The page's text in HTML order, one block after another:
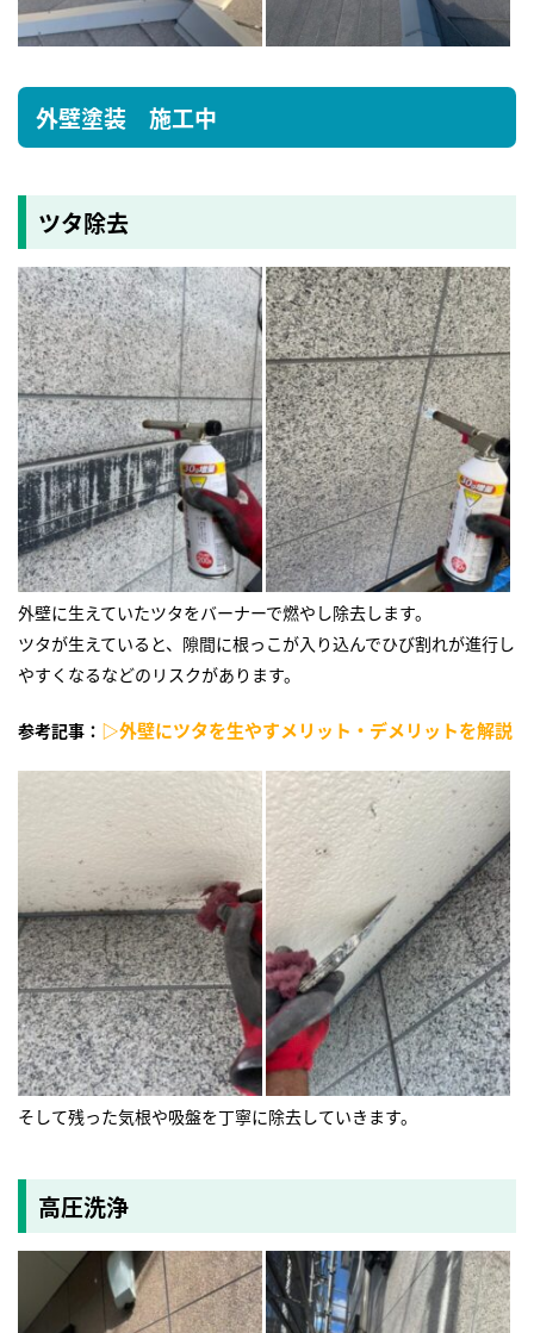
外壁塗装 施工中
ツタ除去
外壁に生えていたツタをバーナーで燃やし除去します。
ツタが生えていると、隙間に根っこが入り込んでひび割れが進行し
やすくなるなどのリスクがあります。
参考記事： ▷外壁にツタを生やすメリット・デメリットを解説
そして残った気根や吸盤を丁寧に除去していきます。
高圧洗浄